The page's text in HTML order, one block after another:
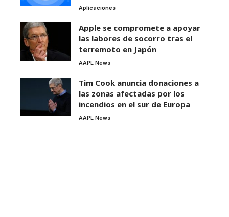
Aplicaciones
Apple se compromete a apoyar
las labores de socorro tras el
terremoto en Japón
AAPL News
Tim Cook anuncia donaciones a
las zonas afectadas por los
incendios en el sur de Europa
AAPL News